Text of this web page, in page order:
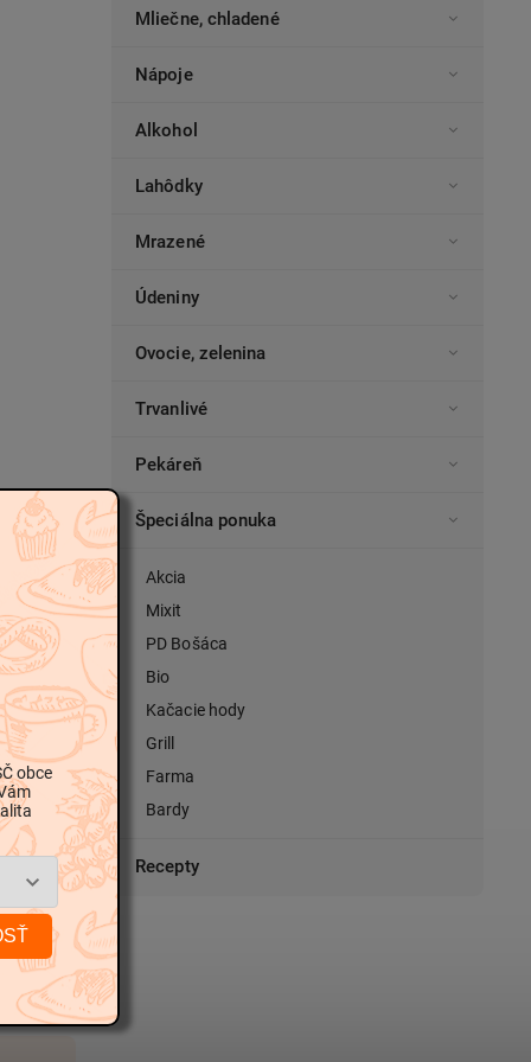
Mliečne, chladené
Nápoje
Alkohol
Lahôdky
Mrazené
Údeniny
Ovocie, zelenina
Trvanlivé
Pekáreň
Špeciálna ponuka
Akcia
Mixit
PD Bošáca
Bio
Kačacie hody
Grill
Farma
Bardy
Recepty
obce